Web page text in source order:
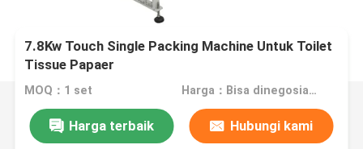
7.8Kw Touch Single Packing Machine Untuk Toilet
Tissue Papaer
MOQ：1 set Harga：Bisa dinegosiasikan
Harga terbaik Hubungi kami